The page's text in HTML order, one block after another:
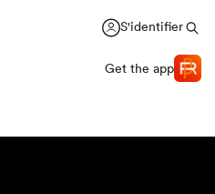
S'identifier
Get the app